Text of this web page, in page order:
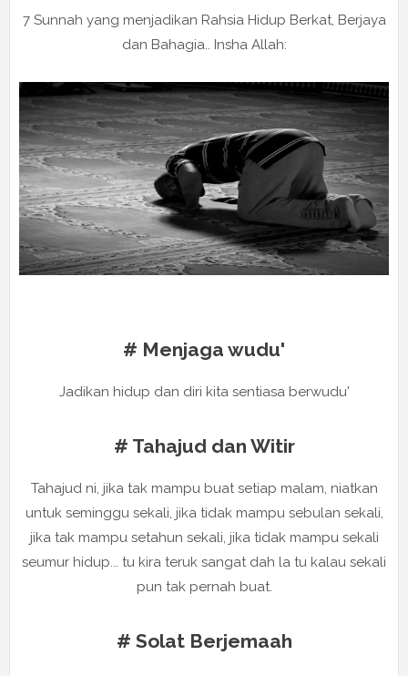
7 Sunnah yang menjadikan Rahsia Hidup Berkat, Berjaya
dan Bahagia.. Insha Allah:
# Menjaga wudu'
Jadikan hidup dan diri kita sentiasa berwudu'
# Tahajud dan Witir
Tahajud ni, jika tak mampu buat setiap malam, niatkan
untuk seminggu sekali, jika tidak mampu sebulan sekali,
jika tak mampu setahun sekali, jika tidak mampu sekali
seumur hidup... tu kira teruk sangat dah la tu kalau sekali
pun tak pernah buat.
# Solat Berjemaah